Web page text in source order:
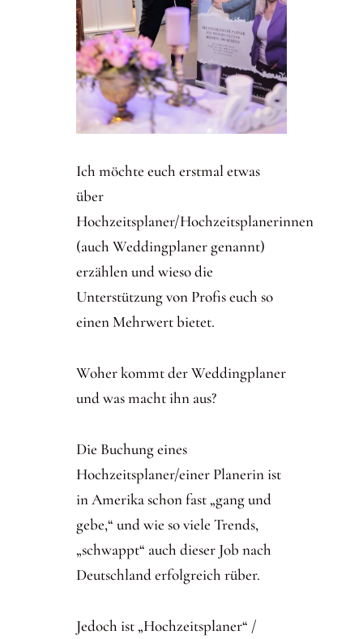
Ich möchte euch erstmal etwas
über
Hochzeitsplaner/Hochzeitsplanerinnen
(auch Weddingplaner genannt)
erzählen und wieso die
Unterstützung von Profis euch so
einen Mehrwert bietet.
Woher kommt der Weddingplaner
und was macht ihn aus?
Die Buchung eines
Hochzeitsplaner/einer Planerin ist
in Amerika schon fast „gang und
gebe,“ und wie so viele Trends,
„schwappt“ auch dieser Job nach
Deutschland erfolgreich rüber.
Jedoch ist „Hochzeitsplaner“ /